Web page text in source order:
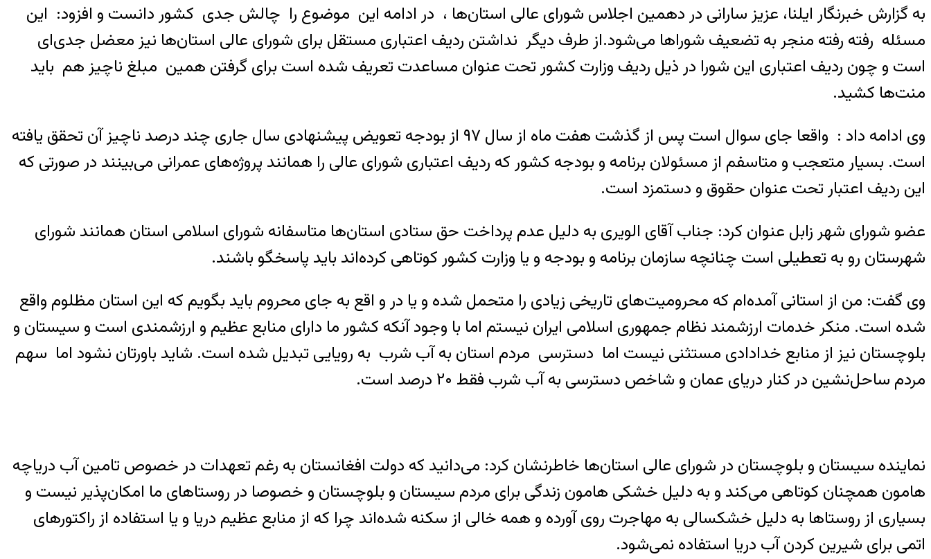
به گزارش خبرنگار ایلنا، عزیز سارانی در دهمین اجلاس شورای عالی استان‌ها ، در ادامه این موضوع را چالش جدی کشور دانست و افزود: این
مسئله رفته رفته منجر به تضعیف شوراها می‌شود.از طرف دیگر نداشتن ردیف اعتباری مستقل برای شورای عالی استان‌ها نیز معضل جدی‌ای
است و چون ردیف اعتباری این شورا در ذیل ردیف وزارت کشور تحت عنوان مساعدت تعریف شده است برای گرفتن همین مبلغ ناچیز هم باید
منت‌ها کشید.
وی ادامه داد : واقعا جای سوال است پس از گذشت هفت ماه از سال ۹۷ از بودجه تعویض پیشنهادی سال جاری چند درصد ناچیز آن تحقق یافته
است. بسیار متعجب و متاسفم از مسئولان برنامه و بودجه کشور که ردیف اعتباری شورای عالی را همانند پروژه‌های عمرانی می‌بینند در صورتی که
این ردیف اعتبار تحت عنوان حقوق و دستمزد است.
عضو شورای شهر زابل عنوان کرد: جناب آقای الویری به دلیل عدم پرداخت حق ستادی استان‌ها متاسفانه شورای اسلامی استان همانند شورای
شهرستان رو به تعطیلی است چنانچه سازمان برنامه و بودجه و یا وزارت کشور کوتاهی کرده‌اند باید پاسخگو باشند.
وی گفت: من از استانی آمده‌ام که محرومیت‌های تاریخی زیادی را متحمل شده و یا در و اقع به جای محروم باید بگویم که این استان مظلوم واقع
شده است. منکر خدمات ارزشمند نظام جمهوری اسلامی ایران نیستم اما با وجود آنکه کشور ما دارای منابع عظیم و ارزشمندی است و سیستان و
بلوچستان نیز از منابع خدادادی مستثنی نیست اما دسترسی مردم استان به آب شرب به رویایی تبدیل شده است. شاید باورتان نشود اما سهم
مردم ساحل‌نشین در کنار دریای عمان و شاخص دسترسی به آب شرب فقط ۲۰ درصد است.
نماینده سیستان و بلوچستان در شورای عالی استان‌ها خاطرنشان کرد: می‌دانید که دولت افغانستان به رغم تعهدات در خصوص تامین آب دریاچه
هامون همچنان کوتاهی می‌کند و به دلیل خشکی هامون زندگی برای مردم سیستان و بلوچستان و خصوصا در روستاهای ما امکان‌پذیر نیست و
بسیاری از روستاها به دلیل خشکسالی به مهاجرت روی آورده و همه خالی از سکنه شده‌اند چرا که از منابع عظیم دریا و یا استفاده از راکتورهای
اتمی برای شیرین کردن آب دریا استفاده نمی‌شود.